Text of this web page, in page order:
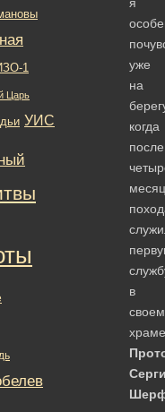
уже
на
когда
после
в
своем
1
Царь
УИС